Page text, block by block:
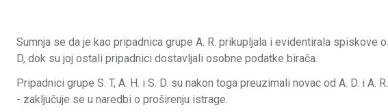
Sumnja se da je kao pripadnica grupe A. R. prikupljala i evidentirala spiskove
D, dok su joj ostali pripadnici dostavljali osobne podatke birača.
Pripadnici grupe S. T, A. H. i S. D. su nakon toga preuzimali novac od A. D. i
- zaključuje se u naredbi o proširenju istrage.